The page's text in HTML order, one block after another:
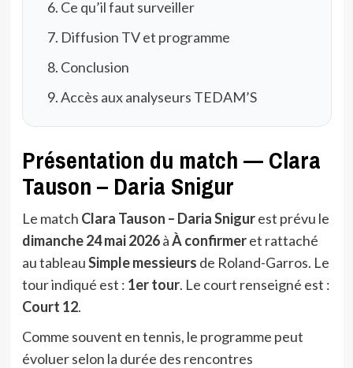
Ce qu’il faut surveiller
Diffusion TV et programme
Conclusion
Accès aux analyseurs TEDAM’S
Présentation du match — Clara
Tauson – Daria Snigur
Le match Clara Tauson – Daria Snigurest prévu le
dimanche 24 mai 2026àÀ confirmeret rattaché
au tableauSimple messieurs de Roland-Garros. Le
tour indiqué est : 1er tour. Le court renseigné est :
Court 12.
Comme souvent en tennis, le programme peut
évoluer selon la durée des rencontres